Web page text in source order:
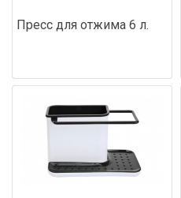
Пресс для отжима 6 л.